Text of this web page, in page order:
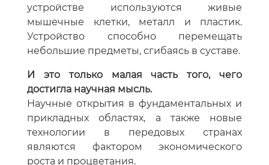
устройстве используются живые
мышечные клетки, металл и пластик.
Устройство способно перемещать
небольшие предметы, сгибаясь в суставе.
И это только малая часть того, чего
достигла научная мысль.
Научные открытия в фундаментальных и
прикладных областях, а также новые
технологии в передовых странах
являются фактором экономического
роста и процветания.